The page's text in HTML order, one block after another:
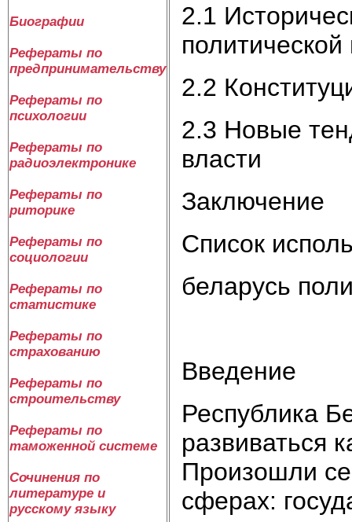
Биографии
Рефераты по
предпринимательству
Рефераты по
психологии
Рефераты по
радиоэлектронике
Рефераты по
риторике
Рефераты по
социологии
Рефераты по
статистике
Рефераты по
страхованию
Рефераты по
строительству
Рефераты по
таможенной системе
Сочинения по
литературе и
русскому языку
2.1
2.2
2.3 Новые
власти
Заключение
Список
беларусь
Введение
Республика
развиваться
Произошли
сферах: